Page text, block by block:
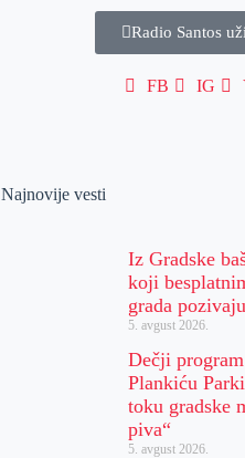
Radio Santos
FB IG
Najnovije vesti
Iz Gradske
koji
grada
5. avgust 2026.
Dečji
Plankiću
toku gradske
piva“
5. avgust 2026.